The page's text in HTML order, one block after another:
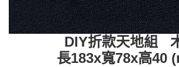
DIY折款天地組
長183x寬78x高40